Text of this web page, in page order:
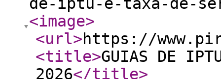
<image>
<url>https://
<title>GUIAS DE
2026</title>